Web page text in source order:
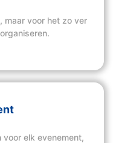
maar voor het zo ver
elk evenement,